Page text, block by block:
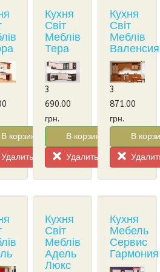
В корзину!
Удалить из корзины
Кухня
Світ
Меблів
Тера
3
690.00
грн.
В корзину!
Удалить из корзины
Кухня
Світ
Меблів
Валенсия
3
871.00
грн.
В
Кухня
Світ
Меблів
Адель
Люкс
Кухня
Мебель
Сервис
Гармония